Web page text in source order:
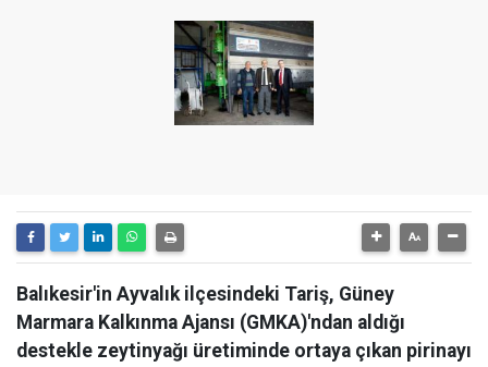
Balıkesir'in Ayvalık ilçesindeki Tariş, Güney
Marmara Kalkınma Ajansı (GMKA)'ndan aldığı
destekle zeytinyağı üretiminde ortaya çıkan pirinayı